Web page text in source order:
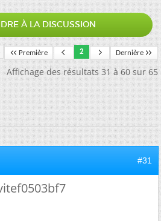
À LA DISCUSSION
Première 2 Dernière
Affichage des résultats 31 à 60 sur 65
#31